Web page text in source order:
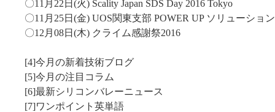
〇11月22日(火) Scality Japan SDS Day 2016 Tokyo
〇11月25日(金) UOS関東支部 POWER UP ソリューショ
〇12月08日(木) クライム感謝祭2016
[4]今月の新着技術ブログ
[5]今月の注目コラム
[6]最新シリコンバレーニュース
[7]ワンポイント英単語